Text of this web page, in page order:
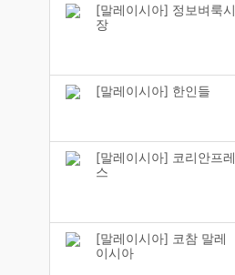
[말레이시아] 정보벼룩시
장
[말레이시아] 한인들
[말레이시아] 코리안프레
스
[말레이시아] 코참 말레
이시아